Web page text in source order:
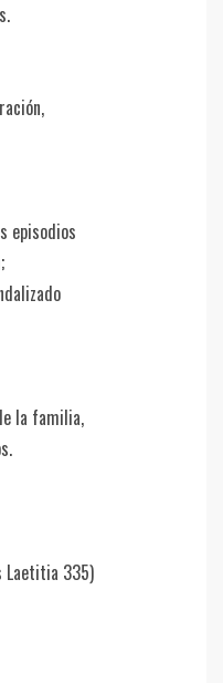
episodios
la familia,
Laetitia 335)